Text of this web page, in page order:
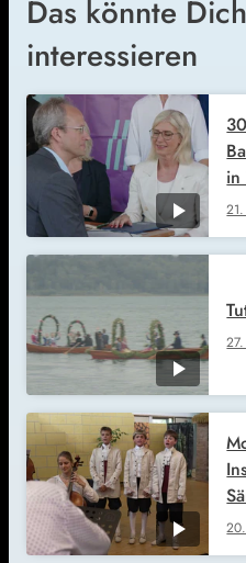
Das könnte
interessieren
in